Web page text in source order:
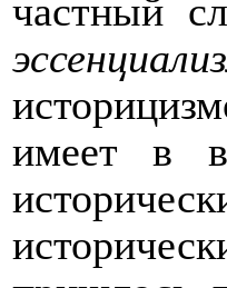
частный
имеет в